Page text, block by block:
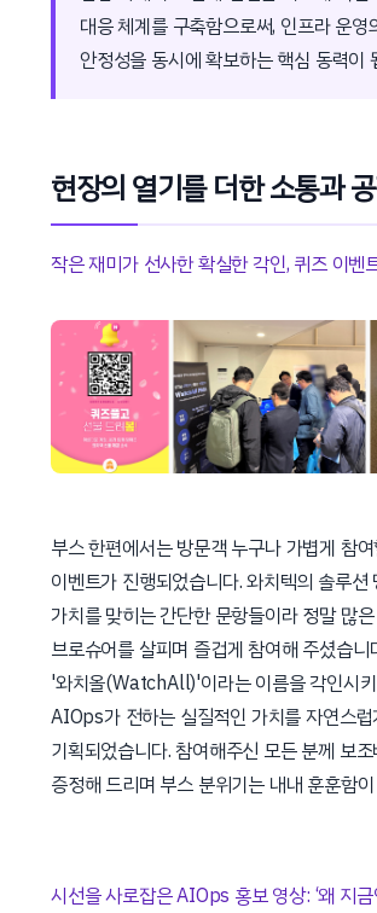
대응 체계를 구축함으로써, 인프라 운영
안정성을 동시에 확보하는 핵심 동력이
현장의 열기를 더한 소통과
작은 재미가 선사한 확실한 각인, 퀴즈 이벤
부스 한편에서는 방문객 누구나 가볍게 참
이벤트가 진행되었습니다. 와치텍의 솔루션
가치를 맞히는 간단한 문항들이라 정말 많
브로슈어를 살피며 즐겁게 참여해 주셨습니
'와치올(WatchAll)'이라는 이름을 각인시
AIOps가 전하는 실질적인 가치를 자연스
기획되었습니다. 참여해주신 모든 분께 보
증정해 드리며 부스 분위기는 내내 훈훈함
시선을 사로잡은 AIOps 홍보 영상: ‘왜 지금